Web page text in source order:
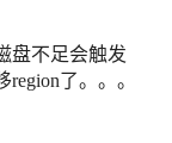
盘不足会触发
了。。。